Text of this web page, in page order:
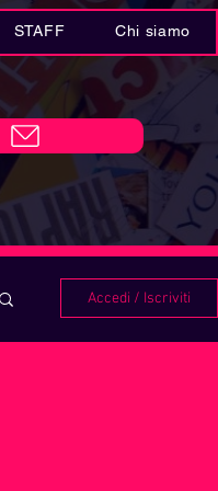
STAFF Chi siamo
Accedi / Iscriviti